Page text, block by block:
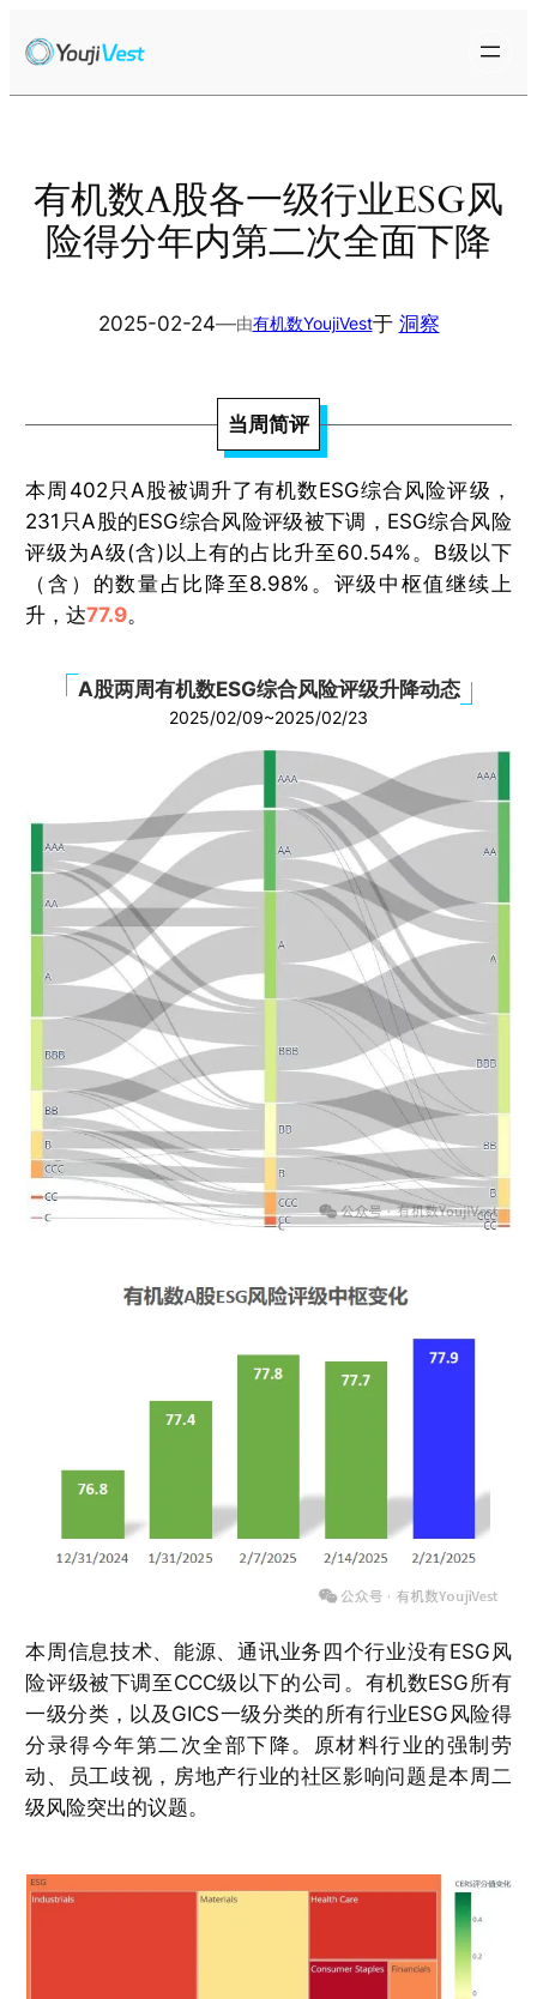
至
有机数A股各一级行业ESG风
险得分年内第二次全面下降
2025-02-24—由有机数YoujiVest于 洞察
当周简评
本周402只A股被调升了有机数ESG综合风险评级，
231只A股的ESG综合风险评级被下调，ESG综合风险
评级为A级(含)以上有的占比升至60.54%。B级以下
（含）的数量占比降至8.98%。评级中枢值继续上
升，达77.9。
A股两周有机数ESG综合风险评级升降动态
2025/02/09~2025/02/23
本周信息技术、能源、通讯业务四个行业没有ESG风
险评级被下调至CCC级以下的公司。有机数ESG所有
一级分类，以及GICS一级分类的所有行业ESG风险得
分录得今年第二次全部下降。原材料行业的强制劳
动、员工歧视，房地产行业的社区影响问题是本周二
级风险突出的议题。